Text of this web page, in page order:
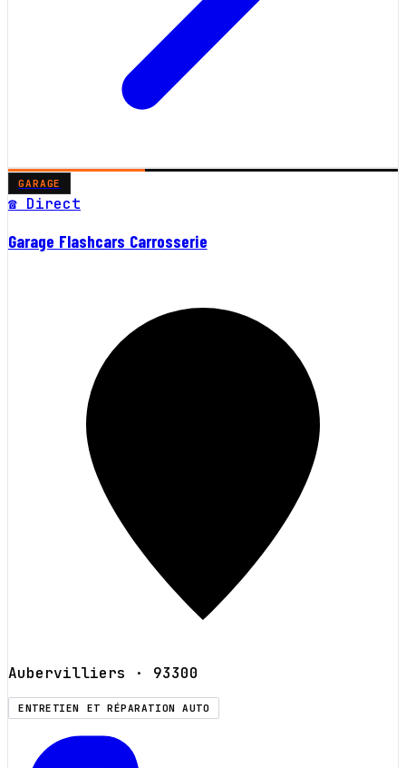
GARAGE
☎ Direct
Garage Flashcars Carrosserie
Aubervilliers · 93300
ENTRETIEN ET RÉPARATION AUTO